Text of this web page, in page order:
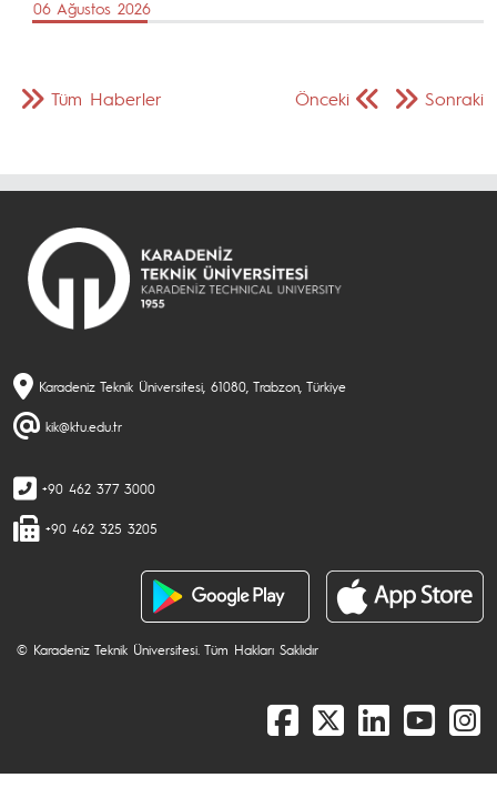
06 Ağustos 2026
Önceki Sonraki
Tüm Haberler
Karadeniz Teknik Üniversitesi, 61080, Trabzon, Türkiye
kik@ktu.edu.tr
+90 462 377 3000
+90 462 325 3205
© Karadeniz Teknik Üniversitesi. Tüm Hakları Saklıdır